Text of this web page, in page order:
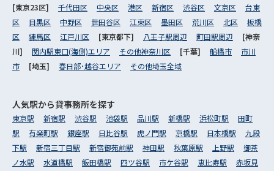
[東京23区] 千代田区 中央区 港区 新宿区 渋谷区 文京区
台東
区
目黒区 中野区 世田谷区 江東区 墨田区 荒川区 北区
板橋
区
練馬区 江戸川区 [東京都下] 八王子駅周辺 町田駅周辺
[神奈
川] 関内駅東口(海側)エリア その他神奈川区 [千葉] 船橋市
市川
市
[埼玉] 春日部･越谷エリア その他埼玉全域
人気駅から貸事務所を探す
東京駅 新宿駅 渋谷駅 池袋駅 品川駅 新橋駅 浜松町駅
田町
駅
有楽町駅 銀座駅 日比谷駅 虎ノ門駅 京橋駅 日本橋駅
九段
下駅
新宿三丁目駅 新宿御苑前駅 神田駅 秋葉原駅 上野駅
御茶
ノ水駅
水道橋駅 飯田橋駅 四ツ谷駅 市ケ谷駅 恵比寿駅
赤坂見